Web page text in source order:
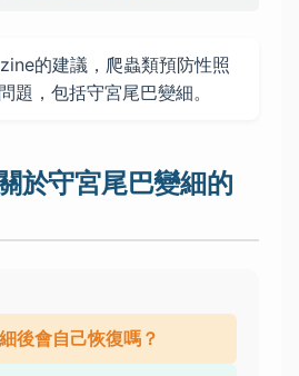
的建議，爬蟲類預防性照
題，包括守宮尾巴變細。
於守宮尾巴變細的
後會自己恢復嗎？